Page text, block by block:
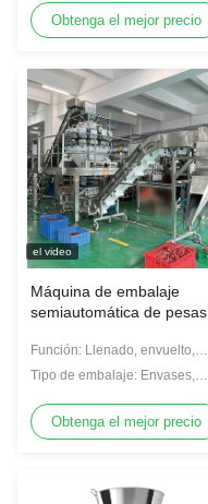
maderaObtenga el mejor precio
el video
Máquina de embalaje
semiautomática de pesas
Función: Llenado, envuelto,
tapado, sellado, recuento
Tipo de embalaje: Envases,
Obtenga el mejor precio